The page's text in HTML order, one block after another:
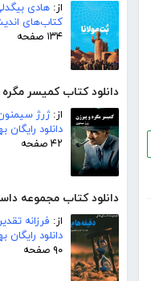
از: هادی
کتاب‌های
۱۳۴ صفحه
دانلود کتاب کمیسر
از:ژرژ
دانلود رایگان
۴۲ صفحه
دانلود کتاب مجموعه
از: فرزانه
دانلود
۹۰ صفحه